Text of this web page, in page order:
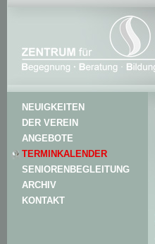
NEUIGKEITEN
DER VEREIN
ANGEBOTE
TERMINKALENDER
SENIORENBEGLEITUNG
ARCHIV
KONTAKT